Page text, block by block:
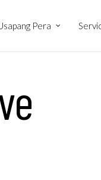
Pera